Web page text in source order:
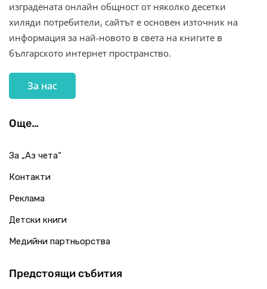
изградената онлайн общност от няколко десетки
хиляди потребители, сайтът е основен източник на
информация за най-новото в света на книгите в
българското интернет пространство.
За нас
Още…
За „Аз чета“
Контакти
Реклама
Детски книги
Медийни партньорства
Предстоящи събития